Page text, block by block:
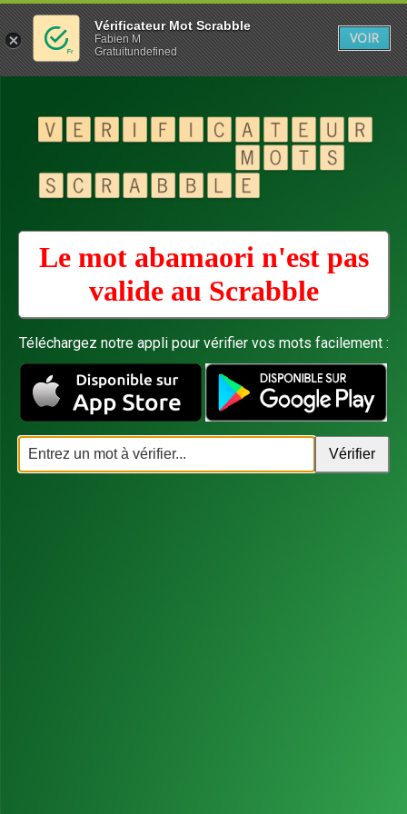
Le mot abamaori n'est pas
valide au Scrabble
Téléchargez notre appli pour vérifier vos mots facilement :
Vérificateur Mot Scrabble
Fabien M
Gratuitundefined
VOIR